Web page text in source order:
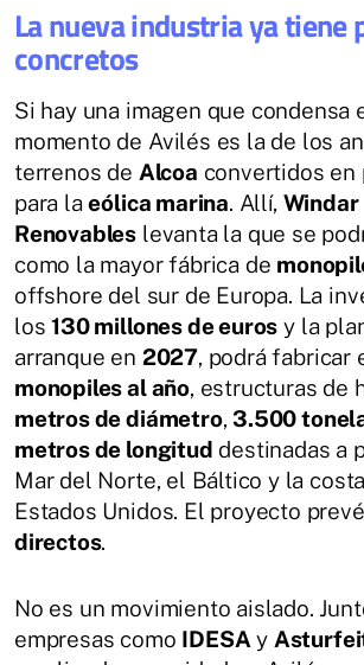
La nueva industria ya tiene
concretos
Si hay una imagen que condensa
momento de Avilés es la de los
terrenos de Alcoa convertidos en
para laeólica marina. Allí, Windar
Renovables levanta la que se
como la mayor fábrica de
offshore del sur de Europa. La
los130 millones de euros y la
arranque en 2027, podrá fabricar
monopiles al año, estructuras de
metros de diámetro, 3.500
metros de longitud destinadas a
Mar del Norte, el Báltico y la
Estados Unidos. El proyecto prevé
directos.
No es un movimiento aislado.
empresas como IDESA y